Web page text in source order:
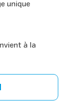
unique
à la